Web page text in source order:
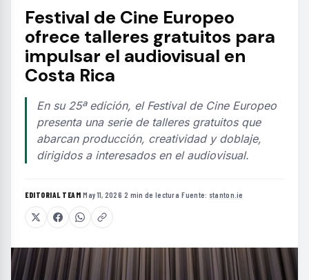
Festival de Cine Europeo
ofrece talleres gratuitos para
impulsar el audiovisual en
Costa Rica
En su 25ª edición, el Festival de Cine Europeo
presenta una serie de talleres gratuitos que
abarcan producción, creatividad y doblaje,
dirigidos a interesados en el audiovisual.
EDITORIAL TEAM·May 11, 2026·2 min de lectura·Fuente: stanton.ie